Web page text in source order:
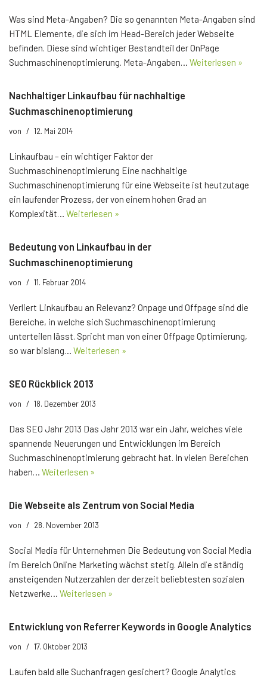
Was sind Meta-Angaben? Die so genannten Meta-Angaben sind
HTML Elemente, die sich im Head-Bereich jeder Webseite
befinden. Diese sind wichtiger Bestandteil der OnPage
Suchmaschinenoptimierung. Meta-Angaben… Weiterlesen »
Nachhaltiger Linkaufbau für nachhaltige
Suchmaschinenoptimierung
von 12. Mai 2014
Linkaufbau – ein wichtiger Faktor der
Suchmaschinenoptimierung Eine nachhaltige
Suchmaschinenoptimierung für eine Webseite ist heutzutage
ein laufender Prozess, der von einem hohen Grad an
Komplexität… Weiterlesen »
Bedeutung von Linkaufbau in der
Suchmaschinenoptimierung
von 11. Februar 2014
Verliert Linkaufbau an Relevanz? Onpage und Offpage sind die
Bereiche, in welche sich Suchmaschinenoptimierung
unterteilen lässt. Spricht man von einer Offpage Optimierung,
so war bislang… Weiterlesen »
SEO Rückblick 2013
von 18. Dezember 2013
Das SEO Jahr 2013 Das Jahr 2013 war ein Jahr, welches viele
spannende Neuerungen und Entwicklungen im Bereich
Suchmaschinenoptimierung gebracht hat. In vielen Bereichen
haben… Weiterlesen »
Die Webseite als Zentrum von Social Media
von 28. November 2013
Social Media für Unternehmen Die Bedeutung von Social Media
im Bereich Online Marketing wächst stetig. Allein die ständig
ansteigenden Nutzerzahlen der derzeit beliebtesten sozialen
Netzwerke… Weiterlesen »
Entwicklung von Referrer Keywords in Google Analytics
von 17. Oktober 2013
Laufen bald alle Suchanfragen gesichert? Google Analytics